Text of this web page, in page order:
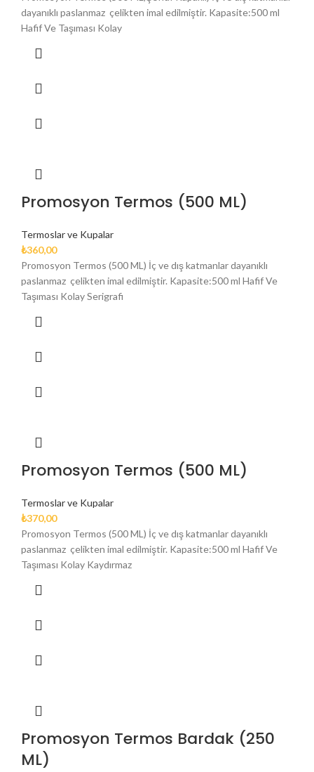
dayanıklı paslanmaz çelikten imal edilmiştir. Kapasite:500 ml
Hafif Ve Taşıması Kolay
Promosyon Termos (500 ML)
Termoslar ve Kupalar
₺360,00
Promosyon Termos (500 ML) İç ve dış katmanlar dayanıklı
paslanmaz çelikten imal edilmiştir. Kapasite:500 ml Hafif Ve
Taşıması Kolay Serigrafi
Promosyon Termos (500 ML)
Termoslar ve Kupalar
₺370,00
Promosyon Termos (500 ML) İç ve dış katmanlar dayanıklı
paslanmaz çelikten imal edilmiştir. Kapasite:500 ml Hafif Ve
Taşıması Kolay Kaydırmaz
Promosyon Termos Bardak (250
ML)